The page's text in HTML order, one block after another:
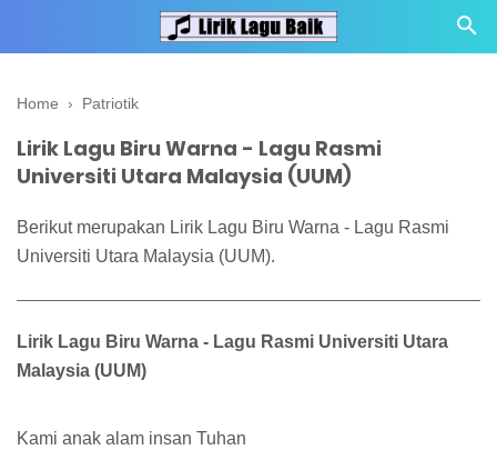
Home › Patriotik
Lirik Lagu Biru Warna - Lagu Rasmi
Universiti Utara Malaysia (UUM)
Berikut merupakan Lirik Lagu Biru Warna - Lagu Rasmi
Universiti Utara Malaysia (UUM).
Lirik Lagu Biru Warna - Lagu Rasmi Universiti Utara
Malaysia (UUM)
Kami anak alam insan Tuhan